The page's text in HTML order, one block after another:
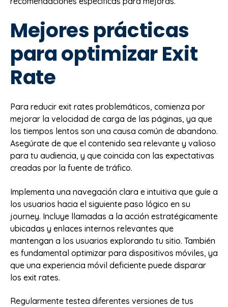
Mejores prácticas
para optimizar Exit
Rate
Para reducir exit rates problemáticos, comienza por
mejorar la velocidad de carga de las páginas, ya que
los tiempos lentos son una causa común de abandono.
Asegúrate de que el contenido sea relevante y valioso
para tu audiencia, y que coincida con las expectativas
creadas por la fuente de tráfico.
Implementa una navegación clara e intuitiva que guíe a
los usuarios hacia el siguiente paso lógico en su
journey. Incluye llamadas a la acción estratégicamente
ubicadas y enlaces internos relevantes que
mantengan a los usuarios explorando tu sitio. También
es fundamental optimizar para dispositivos móviles, ya
que una experiencia móvil deficiente puede disparar
los exit rates.
Regularmente testea diferentes versiones de tus